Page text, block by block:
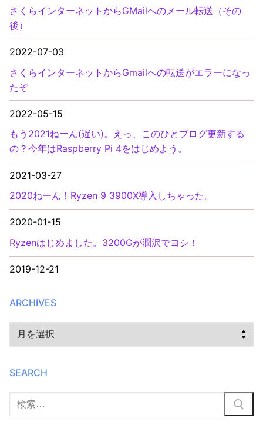
さくらインターネットからGMailへのメール転送（その
後）
2022-07-03
さくらインターネットからGmailへの転送がエラーになっ
たぞ
2022-05-15
もう2021ねーん(遅い)。えっ、このひとブログ更新する
の？今年はRaspberry Pi 4をはじめよう。
2021-03-27
2020ねーん！Ryzen 9 3900X導入しちゃった。
2020-01-15
Ryzenはじめました。3200Gが潤沢でヨシ！
2019-12-21
ARCHIVES
Archives
SEARCH
索: